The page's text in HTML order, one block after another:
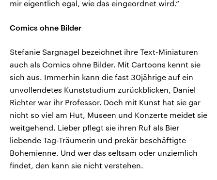
mir eigentlich egal, wie das eingeordnet wird.“
Comics ohne Bilder
Stefanie Sargnagel bezeichnet ihre Text-Miniaturen
auch als Comics ohne Bilder. Mit Cartoons kennt sie
sich aus. Immerhin kann die fast 30jährige auf ein
unvollendetes Kunststudium zurückblicken, Daniel
Richter war ihr Professor. Doch mit Kunst hat sie gar
nicht so viel am Hut, Museen und Konzerte meidet sie
weitgehend. Lieber pflegt sie ihren Ruf als Bier
liebende Tag-Träumerin und prekär beschäftigte
Bohemienne. Und wer das seltsam oder unziemlich
findet, den kann sie nicht verstehen.